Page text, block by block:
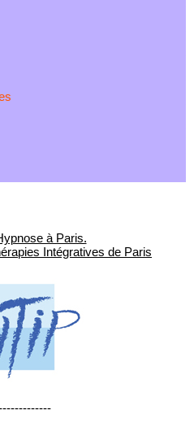
à Paris.
Intégratives de Paris